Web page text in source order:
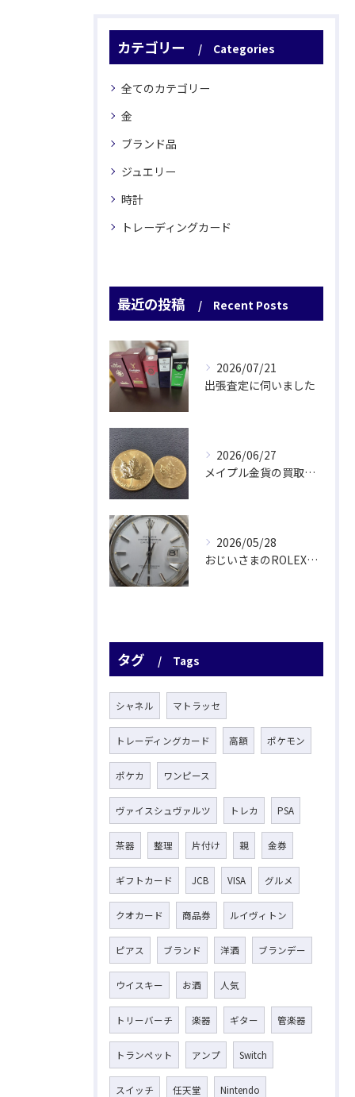
カテゴリー Categories
全てのカテゴリー
金
ブランド品
ジュエリー
時計
トレーディングカード
最近の投稿 Recent Posts
2026/07/21
出張査定に伺いました
2026/06/27
メイプル金貨の買取をさせていただきました
2026/05/28
おじいさまのROLEX驚愕査定！
タグ Tags
シャネル マトラッセ
トレーディングカード 高額 ポケモン
ポケカ ワンピース
ヴァイスシュヴァルツ トレカ PSA
茶器 整理 片付け 親 金券
ギフトカード JCB VISA グルメ
クオカード 商品券 ルイヴィトン
ピアス ブランド 洋酒 ブランデー
ウイスキー お酒 人気
トリーバーチ 楽器 ギター 管楽器
トランペット アンプ Switch
スイッチ 任天堂 Nintendo